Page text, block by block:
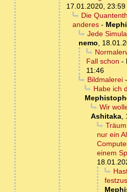
17.01.2020, 23:59
Die
anderes -
Jede
nemo,
Fall schon -
11:46
Bildmalerei-
Habe ich
Wir
Ashitaka,
nur ein
einem